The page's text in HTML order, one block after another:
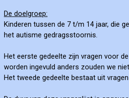
De doelgroep:
Kinderen tussen de 7 t/m 14 jaar, die
het autisme gedragsstoornis.
Het eerste gedeelte zijn vragen voor
worden ingevuld anders zouden we
Het tweede gedeelte bestaat uit